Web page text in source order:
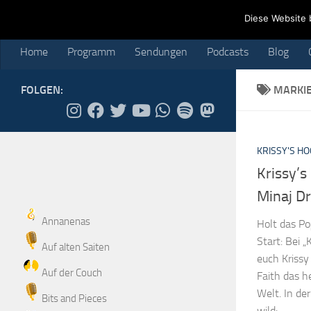
Blog
Home Programm Sendungen Podcasts Blog
KRISSY'S
Minaj
Holt das
Start: Bei
euch
Faith das
Welt. In
FOLGEN:
Annanenas
Auf alten Saiten
Auf der Couch
Bits and Pieces
Diese Website